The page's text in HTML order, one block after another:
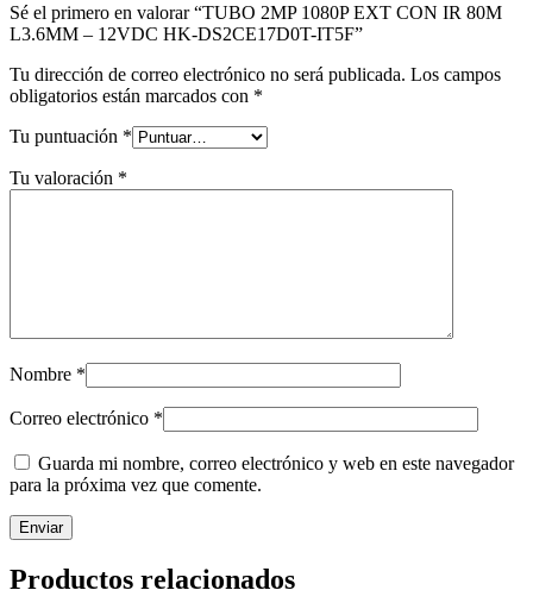
Sé el primero en valorar “TUBO 2MP 1080P EXT CON IR 80M
L3.6MM – 12VDC HK-DS2CE17D0T-IT5F”
Tu dirección de correo electrónico no será publicada. Los campos
obligatorios están marcados con *
Tu puntuación *
Tu valoración *
Nombre *
Correo electrónico *
Guarda mi nombre, correo electrónico y web en este navegador
para la próxima vez que comente.
Productos relacionados